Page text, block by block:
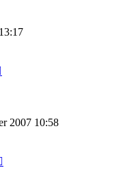
2007 10:58